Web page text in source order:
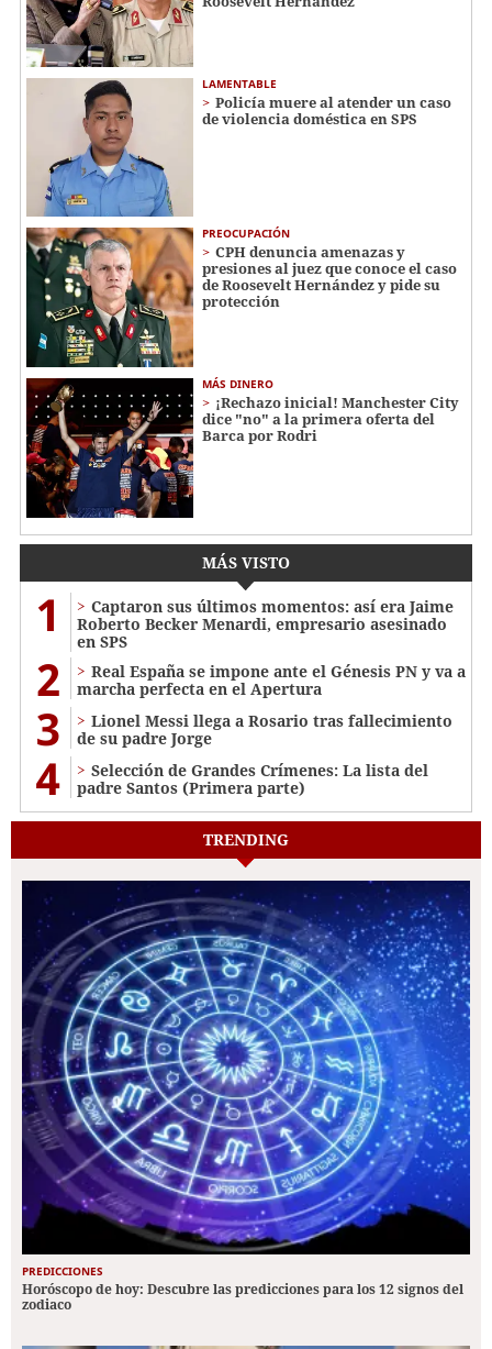
LAMENTABLE
Policía muere al atender un caso
de violencia doméstica en SPS
PREOCUPACIÓN
CPH denuncia amenazas y
presiones al juez que conoce el caso
de Roosevelt Hernández y pide su
protección
MÁS DINERO
¡Rechazo inicial! Manchester City
dice "no" a la primera oferta del
Barca por Rodri
MÁS VISTO
1
Captaron sus últimos momentos: así era Jaime
Roberto Becker Menardi​​​, empresario asesinado
en SPS
2
Real España se impone ante el Génesis PN y va a
marcha perfecta en el Apertura
3
Lionel Messi llega a Rosario tras fallecimiento
de su padre Jorge
4
Selección de Grandes Crímenes: La lista del
padre Santos (Primera parte)
TRENDING
PREDICCIONES
Horóscopo de hoy: Descubre las predicciones para los 12 signos del
zodiaco